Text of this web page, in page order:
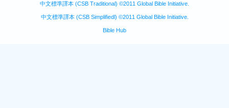
中文標準譯本 (CSB Traditional) ©2011 Global Bible Initiative.
中文標準譯本 (CSB Simplifiedl) ©2011 Global Bible Initiative.
Bible Hub